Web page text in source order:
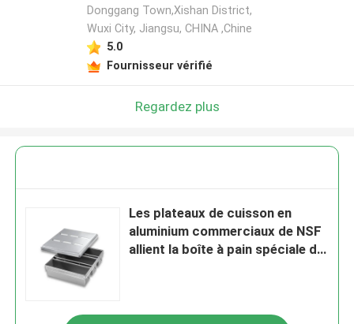
Donggang Town,Xishan District,
Wuxi City, Jiangsu, CHINA ,Chine
5.0
Fournisseur vérifié
Regardez plus
Les plateaux de cuisson en
aluminium commerciaux de NSF
allient la boîte à pain spéciale de